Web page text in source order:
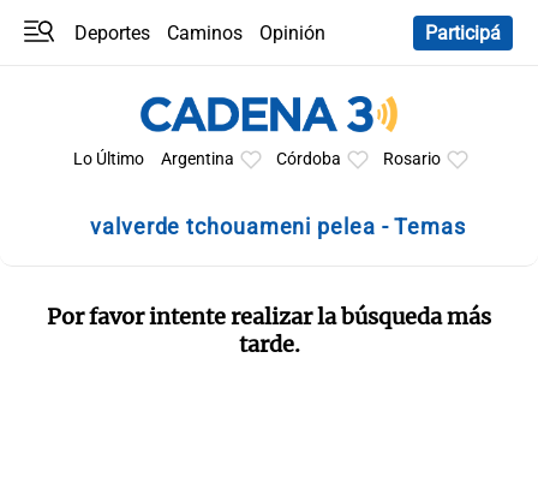
Deportes Caminos
Opinión
Participá
Lo Último Argentina Córdoba Rosario
valverde tchouameni pelea - Temas
Por favor intente realizar la búsqueda más
tarde.